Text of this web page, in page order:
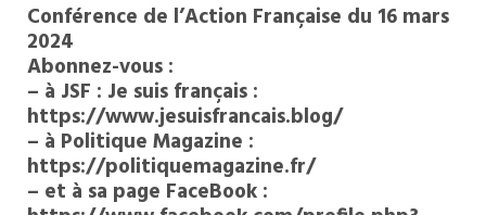
Conférence de l’Action Française du 16 mars
2024
Abonnez-vous :
– à JSF : Je suis français :
https://www.jesuisfrancais.blog/
– à Politique Magazine :
https://politiquemagazine.fr/
– et à sa page FaceBook :